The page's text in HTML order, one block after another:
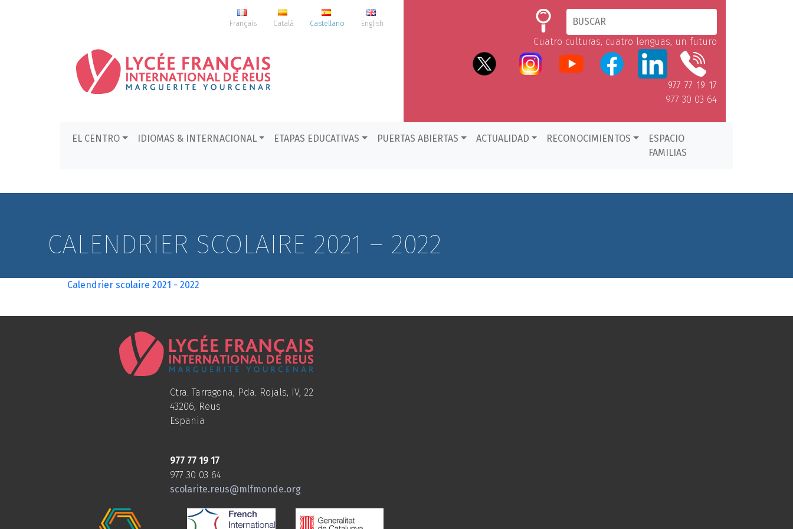
Français Català Castellano English
Cuatro culturas, cuatro lenguas, un futuro
977 77 19 17
977 30 03 64
EL CENTRO IDIOMAS & INTERNACIONAL ETAPAS EDUCATIVAS PUERTAS ABIERTAS ACTUALIDAD RECONOCIMIENTOS
ESPACIO
FAMILIAS
CALENDRIER SCOLAIRE 2021 – 2022
Calendrier scolaire 2021 - 2022
Ctra. Tarragona, Pda. Rojals, IV, 22
43206, Reus
Espania
977 77 19 17
977 30 03 64
scolarite.reus@mlfmonde.org